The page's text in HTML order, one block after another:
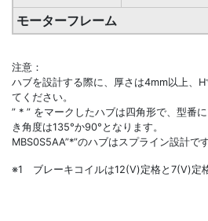
モーターフレーム
注意：
ハブを設計する際に、厚さは4mm以上、
てください。
” * ” をマークしたハブは四角形で、型番
き角度は135°か90°となります。
MBS0S5AA”*”のハブはスプライン設計です
※1 ブレーキコイルは12(V)定格と7(V)定